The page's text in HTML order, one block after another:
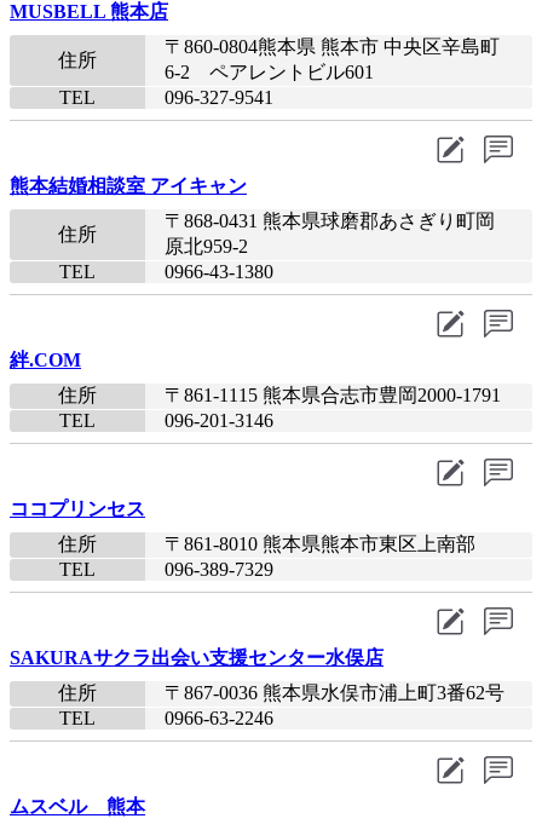
MUSBELL 熊本店
住所
〒860-0804熊本県 熊本市 中央区辛島町
6-2 ペアレントビル601
TEL
096-327-9541
熊本結婚相談室 アイキャン
住所
〒868-0431 熊本県球磨郡あさぎり町岡
原北959-2
TEL
0966-43-1380
絆.COM
住所
〒861-1115 熊本県合志市豊岡2000-1791
TEL
096-201-3146
ココプリンセス
住所
〒861-8010 熊本県熊本市東区上南部
TEL
096-389-7329
SAKURAサクラ出会い支援センター水俣店
住所
〒867-0036 熊本県水俣市浦上町3番62号
TEL
0966-63-2246
ムスベル 熊本